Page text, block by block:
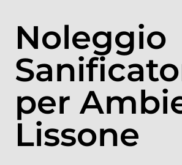
Noleggio
per
Lissone